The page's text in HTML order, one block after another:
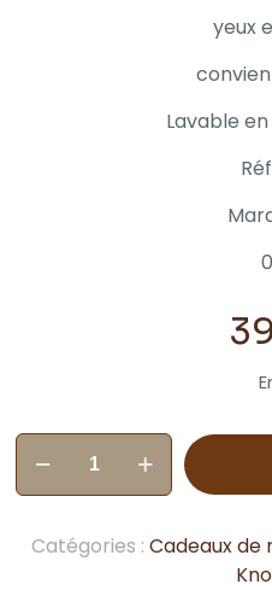
yeux
Lavable
quantité
de
Agneau
Anni
debout
Catégories : Cadeaux de